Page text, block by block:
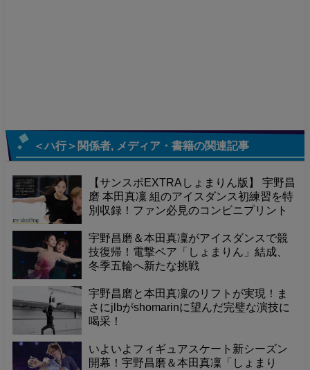
＜ハ行＞関係者 メディア・書籍の関連記事
【サンスポEXTRAしょまりん版】 宇野昌
磨 本田真凜 組のアイスダンス初練習を特
別収録！ファン必見のコンビニプリント
宇野昌磨＆本田真凜がアイスダンスで競
技復帰！電撃ペア「しょまりん」結成、
冬季五輪へ新たな挑戦
宇野昌磨と本田真凜のリフトが実現！ま
さにjlbがshomarinに望んだ完璧な演技に
喝采！
いよいよフィギュアスケート新シーズン
開幕！宇野昌磨＆本田真凜「しょまり